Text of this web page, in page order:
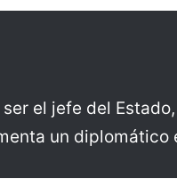
el jefe del
un diplomático